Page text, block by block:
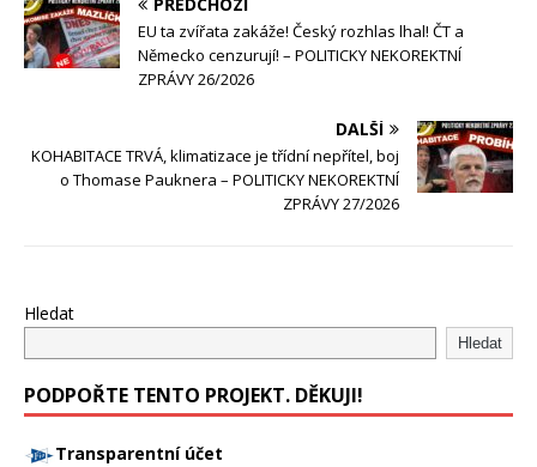
EU ta zvířata zakáže! Český rozhlas lhal! ČT a
Německo cenzurují! – POLITICKY NEKOREKTNÍ
ZPRÁVY 26/2026
DALŠÍ
KOHABITACE TRVÁ, klimatizace je třídní nepřítel, boj
o Thomase Pauknera – POLITICKY NEKOREKTNÍ
ZPRÁVY 27/2026
Hledat
Hledat
PODPOŘTE TENTO PROJEKT. DĚKUJI!
Transparentní účet